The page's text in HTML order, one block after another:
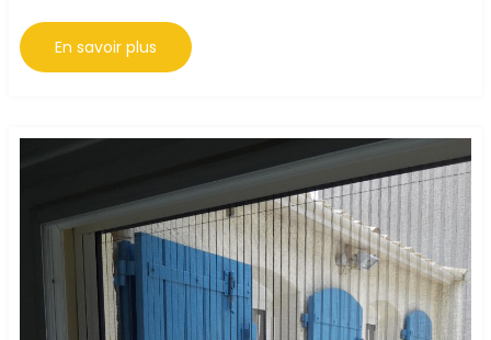
Moustiquaire
Cornebarrieu
:
&
En savoir plus